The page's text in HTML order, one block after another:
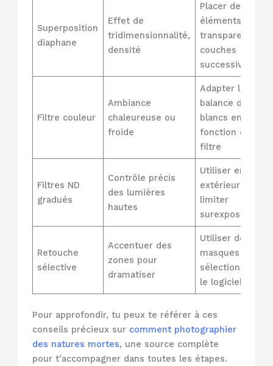
Superposition
diaphane
Effet de
tridimensionnalité,
densité
Placer des
éléments
transparents en
couches
successives
Filtre couleur
Ambiance
chaleureuse ou
froide
Adapter la
balance des
blancs en
fonction du
filtre
Filtres ND
gradués
Contrôle précis
des lumières
hautes
Utiliser en
extérieur pour
limiter
surexposition
Retouche
sélective
Accentuer des
zones pour
dramatiser
Utiliser des
masques de
sélection dans
le logiciel
Pour approfondir, tu peux te référer à ces
conseils précieux sur comment photographier
des natures mortes, une source complète
pour t’accompagner dans toutes les étapes.